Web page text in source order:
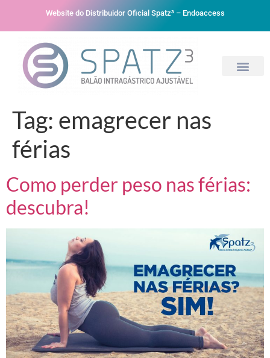
Website do Distribuidor Oficial Spatz³ – Endoaccess
Tag: emagrecer nas
férias
Como perder peso nas férias:
descubra!